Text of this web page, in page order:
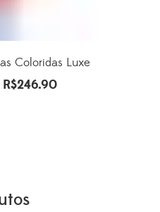
Coloridas Luxe
O
R$246.90O